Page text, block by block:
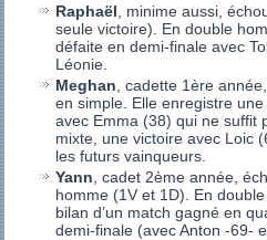
Raphaël , minime aussi,
seule victoire). En double
défaite en demi-finale avec
Léonie.
Meghan , cadette 1ère
en simple. Elle enregistre
avec Emma (38) qui ne suffit
mixte, une victoire avec Loic
les futurs vainqueurs.
Yann , cadet 2ème année,
homme (1V et 1D). En
bilan d’un match gagné en
demi-finale (avec Anton -69-